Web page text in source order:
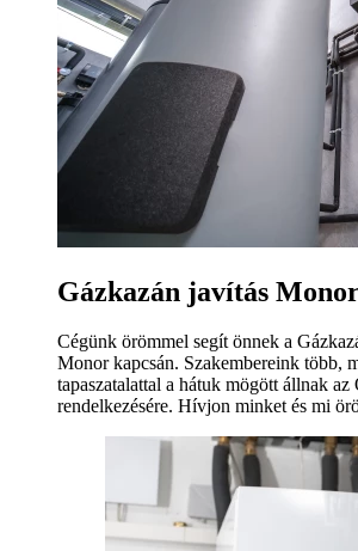
Gázkazán javítás
Cégünk örömmel segít önnek a
Monor kapcsán. Szakembereink több,
tapaszatalattal a hátuk mögött állnak az
rendelkezésére. Hívjon minket és mi